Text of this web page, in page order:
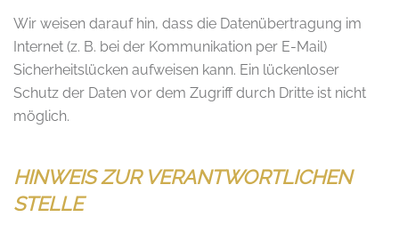
Wir weisen darauf hin, dass die Datenübertragung im
Internet (z. B. bei der Kommunikation per E-Mail)
Sicherheitslücken aufweisen kann. Ein lückenloser
Schutz der Daten vor dem Zugriff durch Dritte ist nicht
möglich.
HINWEIS ZUR VERANTWORTLICHEN
STELLE